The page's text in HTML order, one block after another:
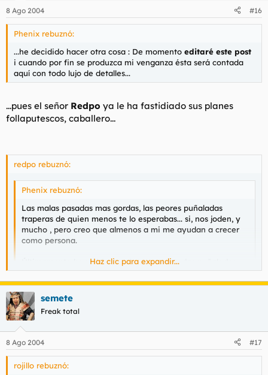
8 Ago 2004 #16
Phenix rebuznó:
...he decidido hacer otra cosa : De momento editaré este post
i cuando por fin se produzca mi venganza ésta será contada
aquí con todo lujo de detalles...
...pues el señor Redpo ya le ha fastidiado sus planes
follaputescos, caballero...
redpo rebuznó:
Phenix rebuznó:
Las malas pasadas mas gordas, las peores puñaladas
traperas de quien menos te lo esperabas... si, nos joden, y
mucho , pero creo que almenos a mi me ayudan a crecer
como persona.
Últimamente he vivido dos de esas mentadas puñaladas
por parte de una persona, y hoy me siento diferente... sólo
puedo hacer que mirar con lástima a esa persona y
preguntarme si su vida es tan triste. En otra ocasión
supongo que habría hecho lo que me plantee en la primera
"puñalada" :
Hoy creo que he aprendido que la gente que realmente
Haz clic para expandir...
Haz clic para expandir...
semete
Freak total
8 Ago 2004 #17
rojillo rebuznó: